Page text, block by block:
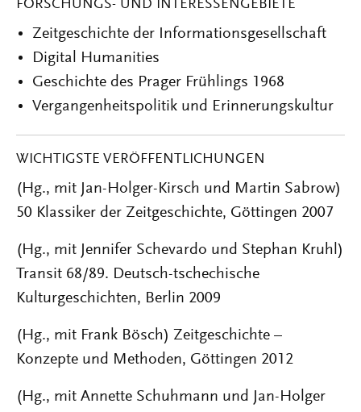
FORSCHUNGS- UND INTERESSENGEBIETE
Zeitgeschichte der Informationsgesellschaft
Digital Humanities
Geschichte des Prager Frühlings 1968
Vergangenheitspolitik und Erinnerungskultur
WICHTIGSTE VERÖFFENTLICHUNGEN
(Hg., mit Jan-Holger-Kirsch und Martin Sabrow)
50 Klassiker der Zeitgeschichte, Göttingen 2007
(Hg., mit Jennifer Schevardo und Stephan Kruhl)
Transit 68/89. Deutsch-tschechische
Kulturgeschichten, Berlin 2009
(Hg., mit Frank Bösch) Zeitgeschichte –
Konzepte und Methoden, Göttingen 2012
(Hg., mit Annette Schuhmann und Jan-Holger